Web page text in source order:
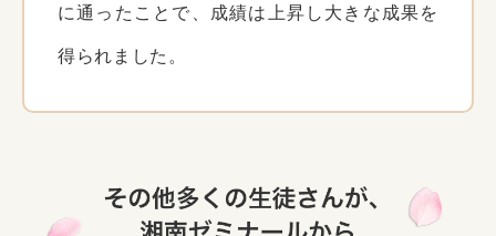
に通ったことで、成績は上昇し大きな成果を
得られました。